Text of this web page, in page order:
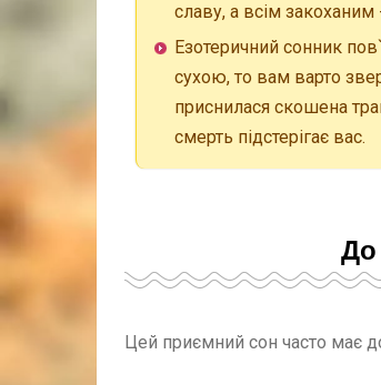
славу, а всім закоханим
Езотеричний сонник
сухою, то вам варто
приснилася скошена
смерть підстерігає вас.
До
Цей приємний сон часто має